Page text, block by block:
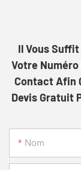
Il Vous
Votre Numéro
Contact Afin
Devis Gratuit
Nom